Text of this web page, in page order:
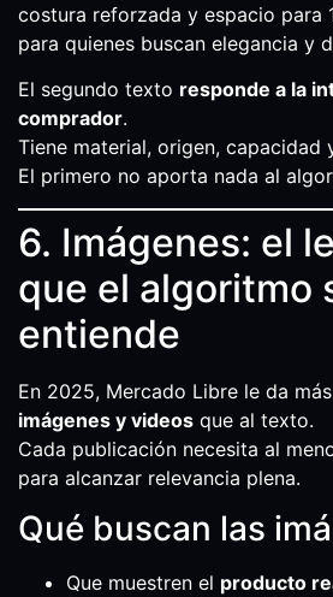
costura reforzada y espacio para
para quienes buscan elegancia y
El segundo texto responde a la
comprador.
Tiene material, origen, capacidad
El primero no aporta nada al
6. Imágenes: el
que el algoritmo
entiende
En 2025, Mercado Libre le da
imágenes y videos que al texto.
Cada publicación necesita al
para alcanzar relevancia plena.
Qué buscan las
Que muestren el producto